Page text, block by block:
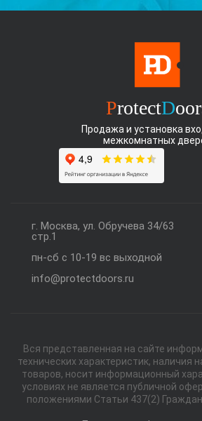
ProtectD
Продажа и установка
межкомнатных
г. Москва, ул. Обручева 34/63
стр.1
пн-сб с 10-19 вс выходной
info@protectdoors.ru
Вся представленная на сайте
технических характеристик, наличия
товаров, носит информационный
условиях не является публичной
положениями Статьи 437(2)